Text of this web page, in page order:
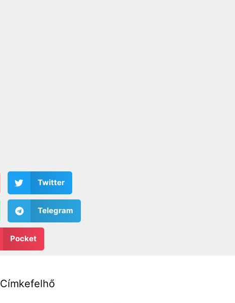
Twitter
Telegram
Pocket
Címkefelhő